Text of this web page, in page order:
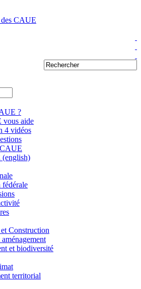
?
vous aide
4 vidéos
fédérale
Construction
et biodiversité
territorial